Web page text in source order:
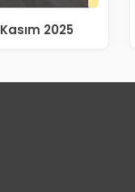
Kasım 2025